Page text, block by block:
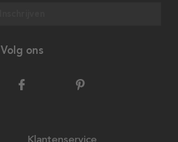
Volg ons
Klantenservice